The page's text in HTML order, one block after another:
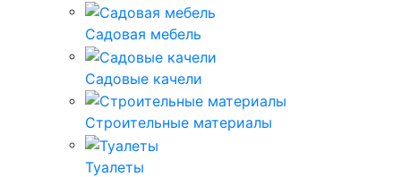
Садовая мебель
Садовые качели
Строительные материалы
Туалеты